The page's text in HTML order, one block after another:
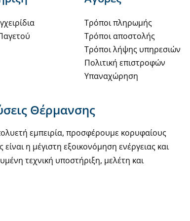
Τρόποι πληρωμής
Τρόποι αποστολής
Τρόποι λήψης υπηρεσιών
Πολιτική επιστροφών
Υπαναχώρηση
Θέρμανσης
εμπειρία, προσφέρουμε κορυφαίους
η μέγιστη εξοικονόμηση ενέργειας και
τεχνική υποστήριξη, μελέτη και